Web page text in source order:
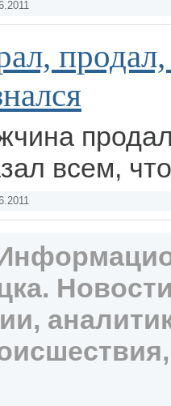
всем,